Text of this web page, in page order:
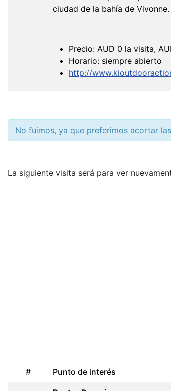
ciudad de la bahía de Vivonne.
Precio: AUD 0 la visita,
Horario: siempre abierto
http://
No fuimos, ya que preferimos acortar
La siguiente visita será para ver
# Punto de interés